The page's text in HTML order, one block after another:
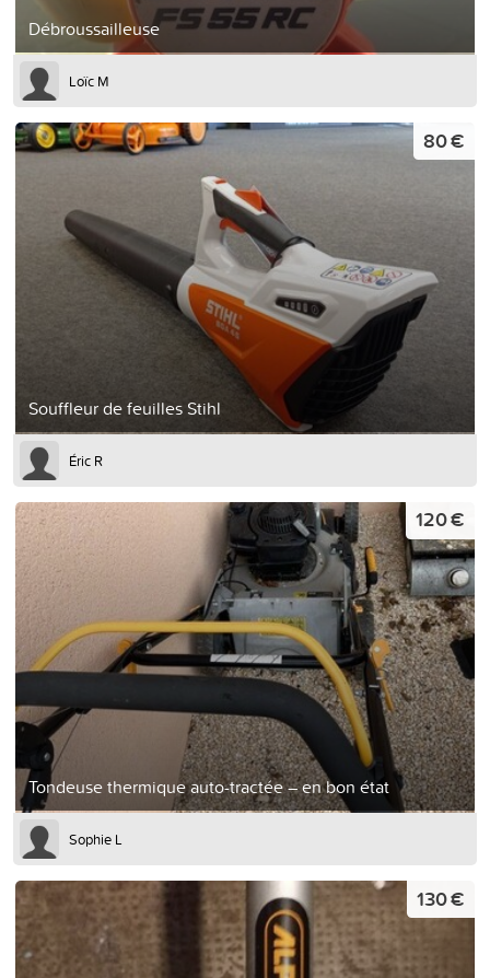
Débroussailleuse
Loïc M
Souffleur de feuilles Stihl
80 €
Éric R
Tondeuse thermique auto-tractée – en bon état
120 €
Sophie L
130 €